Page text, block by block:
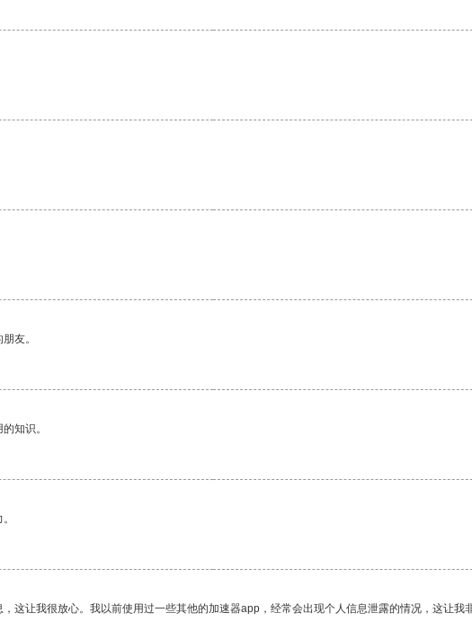
友。
知识。
这让我很放心。我以前使用过一些其他的加速器app，经常会出现个人信息泄露的情况，这让我